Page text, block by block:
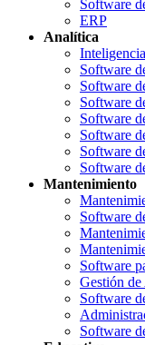
Software
ERP
Analítica
Software
Software
Software
Software
Software
Software
Software
Mantenimiento
Software
Software
Gestión
Software
Software